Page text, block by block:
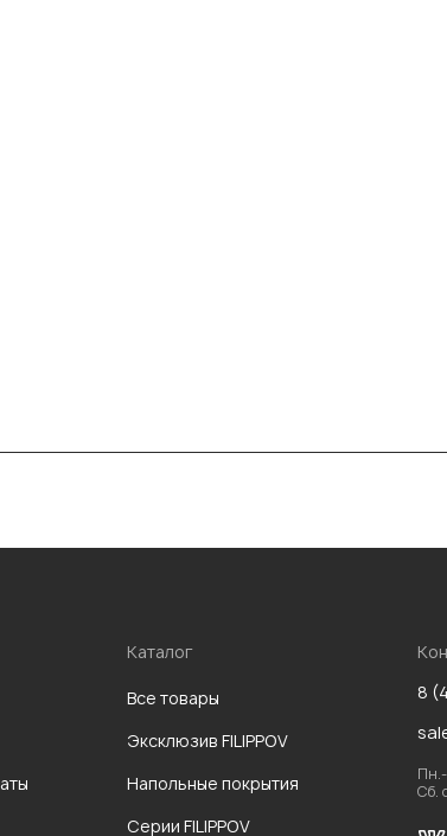
Каталог
Все товары
Эксклюзив FILIPPOV
Напольные покрытия
Серии FILIPPOV
8
Сб.